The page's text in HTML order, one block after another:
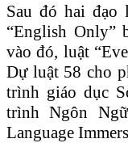
Sau đó hai đạo
“English Only”
vào đó, luật
Dự luật 58 cho
trình giáo dục
trình Ngôn
Language